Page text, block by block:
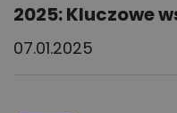
2025: Kluczowe
07.01.2025